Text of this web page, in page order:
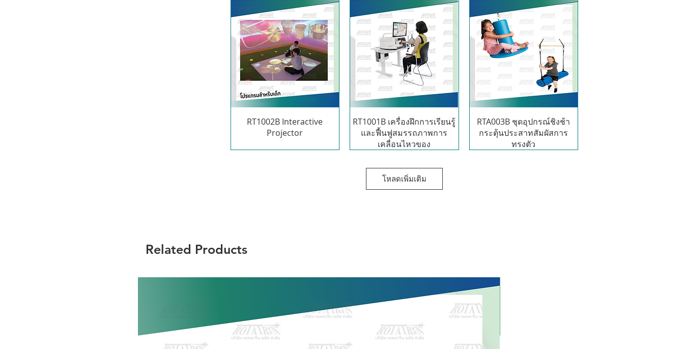
RT1002B Interactive
Projector
RT1001B เครื่องฝึกการเรียนรู้
และฟื้นฟูสมรรถภาพการ
เคลื่อนไหวของ
RTA003B ชุดอุปกรณ์ชิงช้า
กระตุ้นประสาทสัมผัสการ
ทรงตัว
โหลดเพิ่มเติม
Related Products